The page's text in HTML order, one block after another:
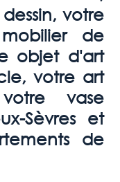
votre
de
objet d'art
votre art
vase
Sèvres et
de